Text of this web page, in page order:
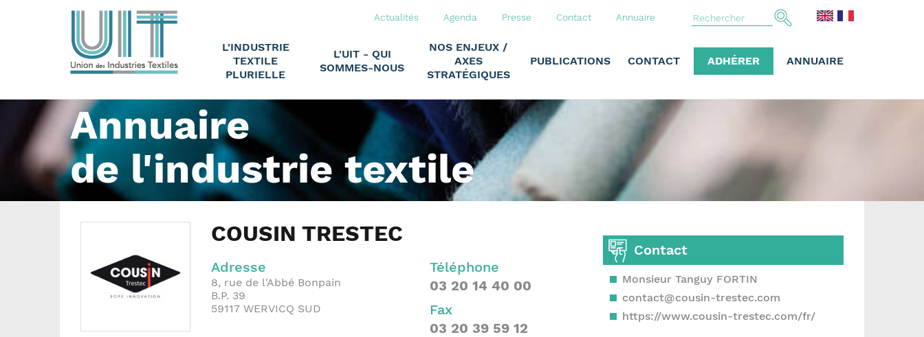
Actualités Agenda Presse Contact Annuaire
L'INDUSTRIE
TEXTILE
PLURIELLE
L'UIT - QUI
SOMMES-NOUS
NOS ENJEUX /
AXES
STRATÉGIQUES
PUBLICATIONS CONTACT ADHÉRER ANNUAIRE
Annuaire
de l'industrie textile
COUSIN TRESTEC
Adresse
8, rue de l'Abbé Bonpain
B.P. 39
59117 WERVICQ SUD
Téléphone
03 20 14 40 00
Fax
03 20 39 59 12
Contact
Monsieur Tanguy FORTIN
contact@cousin-trestec.com
https://www.cousin-trestec.com/fr/